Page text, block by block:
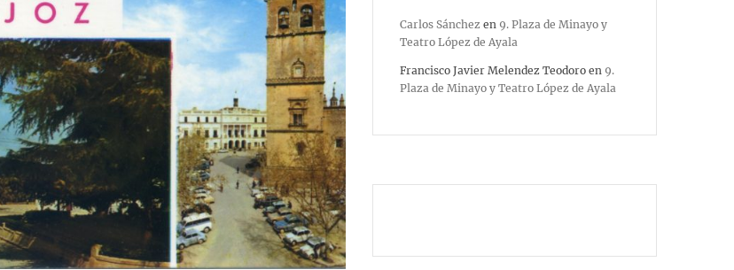
Carlos Sánchez en 9. Plaza de Minayo y
Teatro López de Ayala
Francisco Javier Melendez Teodoro en 9.
Plaza de Minayo y Teatro López de Ayala